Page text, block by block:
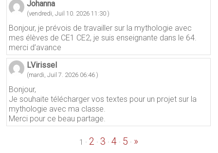
Johanna
(vendredi, Juil 10. 2026 11:30 )
Bonjour, je prévois de travailler sur la mythologie avec
mes élèves de CE1 CE2, je suis enseignante dans le 64.
merci d’avance
LVirissel
(mardi, Juil 7. 2026 06:46 )
Bonjour,
Je souhaite télécharger vos textes pour un projet sur la
mythologie avec ma classe.
Merci pour ce beau partage.
1 · 2 ·3 ·4 · 5 · »